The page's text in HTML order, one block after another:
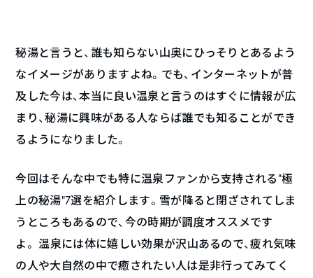
秘湯と言うと、誰も知らない山奥にひっそりとあるよう
なイメージがありますよね。でも、インターネットが普
及した今は、本当に良い温泉と言うのはすぐに情報が広
まり、秘湯に興味がある人ならば誰でも知ることができ
るようになりました。
今回はそんな中でも特に温泉ファンから支持される“極
上の秘湯”7選を紹介します。雪が降ると閉ざされてしま
うところもあるので、今の時期が調度オススメです
よ。 温泉には体に嬉しい効果が沢山あるので、疲れ気味
の人や大自然の中で癒されたい人は是非行ってみてく